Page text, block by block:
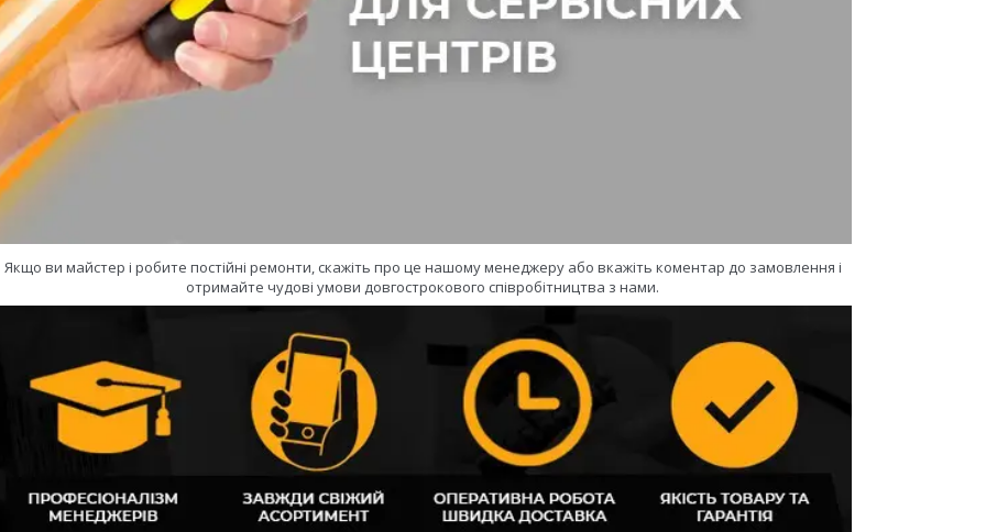
Якщо ви майстер і робите постійні ремонти, скажіть про це нашому менеджеру або вкажіть коментар до замовлення і
отримайте чудові умови довгострокового співробітництва з нами.